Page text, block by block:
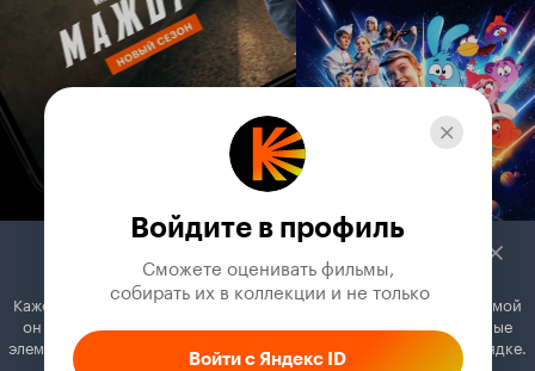
Войдите в профиль
Сможете оценивать фильмы,
собирать их в коллекции и не только
Войти с Яндекс ID
Кажется, вы используете блокировщик рекламы. Вместе с рекламой
он может отключать постеры, папки с фильмами и другие важные
элементы. Добавьте Кинопоиск в исключения, и всё будет в порядке.